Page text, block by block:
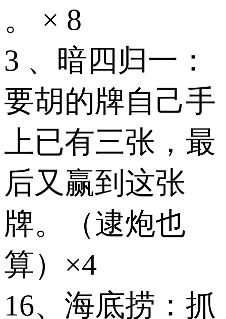
。 × 8
3 、暗四归一：
要胡的牌自己手
上已有三张，最
后又赢到这张
牌。（逮炮也
算）×4
16、海底捞：抓